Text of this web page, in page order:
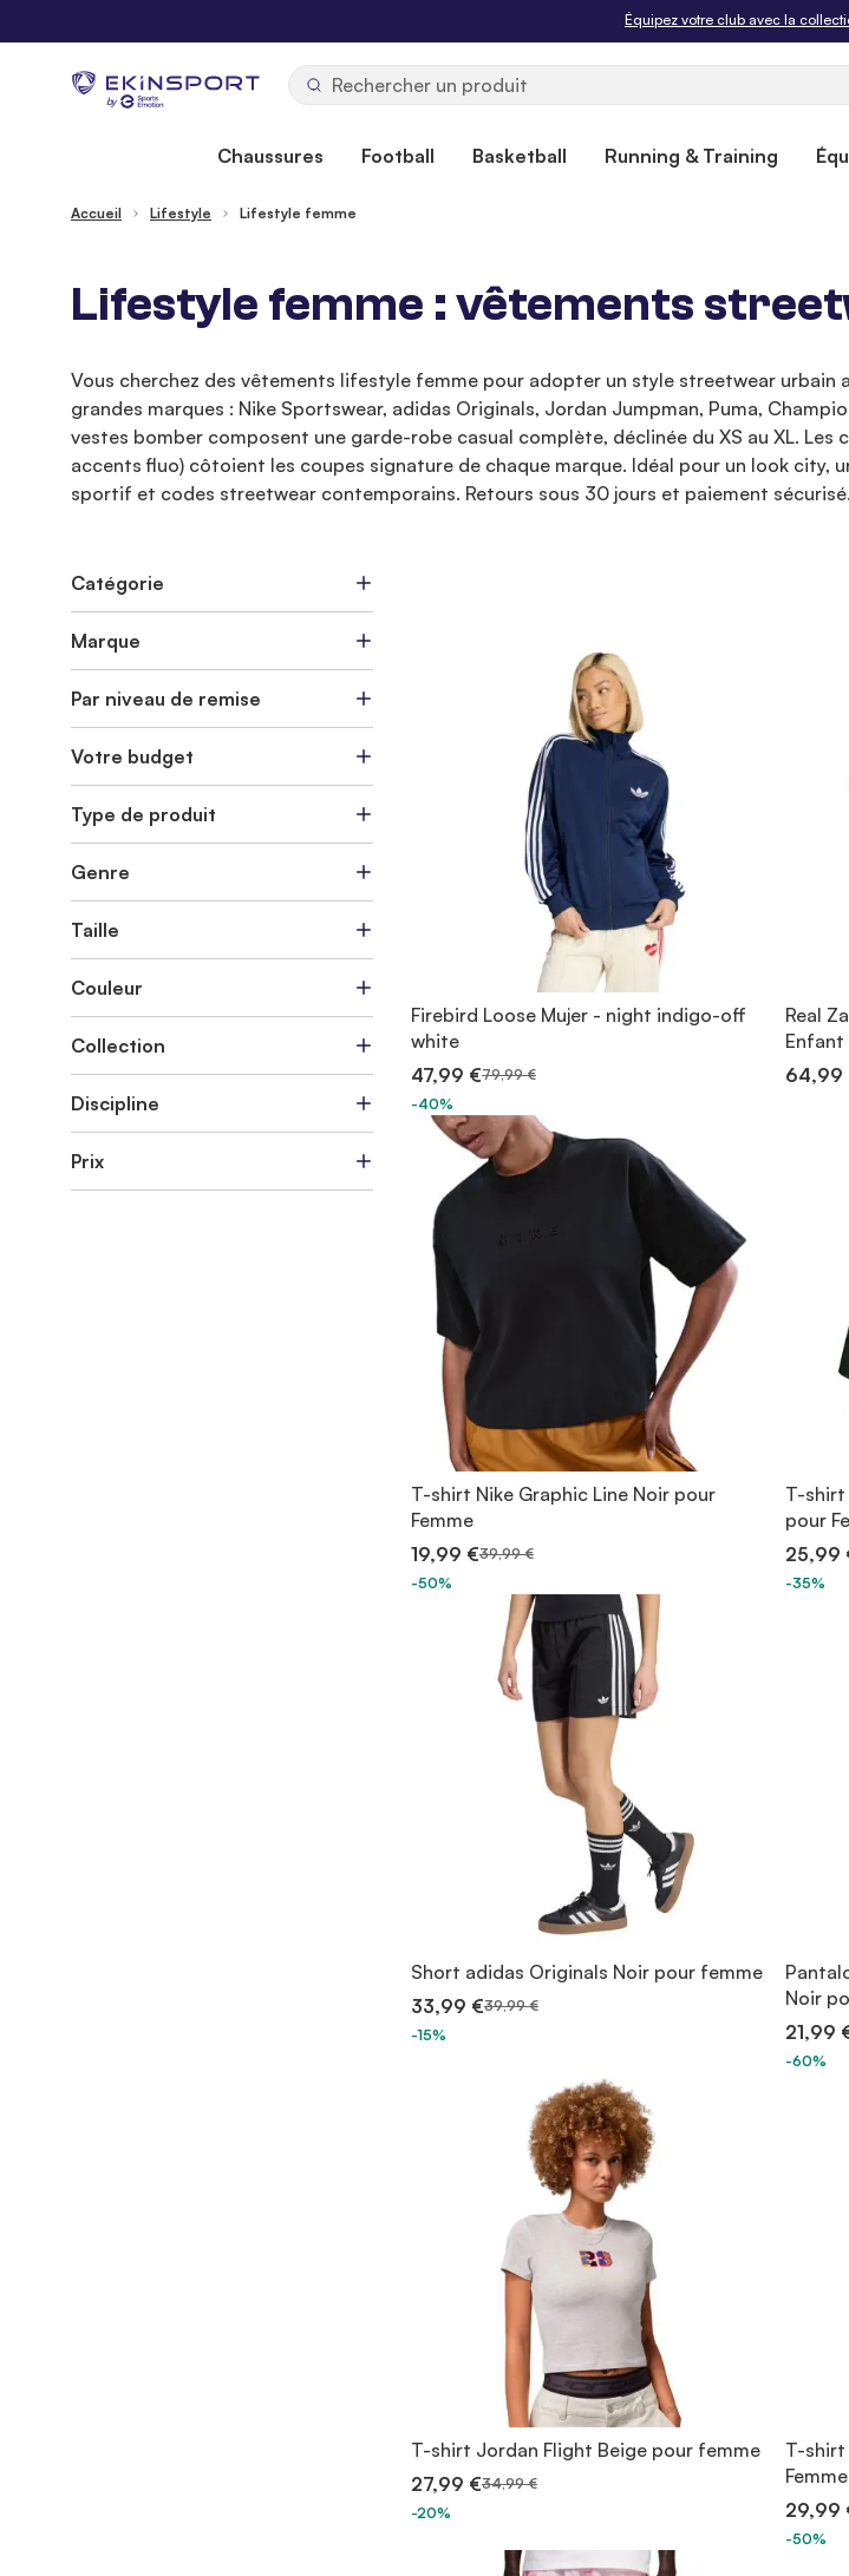
Livraison offerte dès 50€. Retours
by
Chaussures Football Basketball Running & Training
Accueil Lifestyle Lifestyle femme
Lifestyle femme : vêtements
Vous cherchez des vêtements lifestyle femme pour adopter un style streetwear
grandes marques : Nike Sportswear, adidas Originals, Jordan Jumpman, Puma,
vestes bomber composent une garde-robe casual complète, déclinée du XS au XL.
accents fluo) côtoient les coupes signature de chaque marque. Idéal pour un look city,
sportif et codes streetwear contemporains. Retours sous 30 jours et paiement sécurisé.
Firebird Loose Mujer - night indigo-off
white
47,99 €79,99 €
-40%
Real
Enfant
64,99
T-shirt Nike Graphic Line Noir pour
Femme
19,99 €39,99 €
-50%
T-shirt
pour
25,99
-35%
Short adidas Originals Noir pour femme
33,99 €39,99 €
-15%
Noir
21,99
-60%
T-shirt Jordan Flight Beige pour femme
27,99 €34,99 €
-20%
T-shirt
Femme
29,99
-50%
Catégorie
Marque
Par niveau de remise
Votre budget
Type de produit
Genre
Taille
Couleur
Collection
Discipline
Prix